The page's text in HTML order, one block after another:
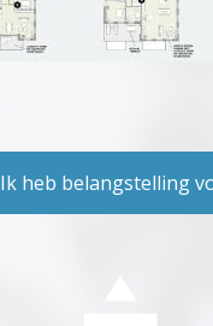
Ik heb belangstelling